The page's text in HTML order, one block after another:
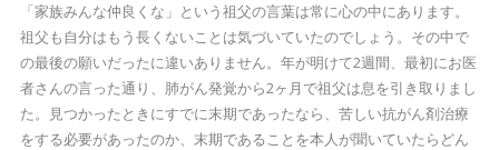
「家族みんな仲良くな」という祖父の言葉は常に心の中にあります。
祖父も自分はもう長くないことは気づいていたのでしょう。その中で
の最後の願いだったに違いありません。年が明けて2週間、最初にお医
者さんの言った通り、肺がん発覚から2ヶ月で祖父は息を引き取りまし
た。見つかったときにすでに末期であったなら、苦しい抗がん剤治療
をする必要があったのか、末期であることを本人が聞いていたらどん